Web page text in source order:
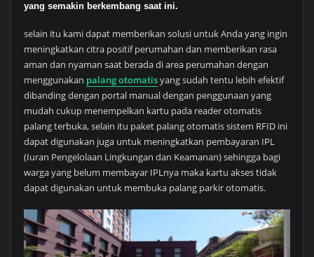
yang semakin berkembang saat ini.
selain itu kami dapat memberikan solusi untuk Anda yang ingin
meningkatkan citra positif perumahan dan memberikan rasa
aman dan nyaman saat berada di area perumahan dengan
menggunakan palang otomatisyang sudah tentu lebih efektif
dibanding dengan portal manual dengan penggunaan yang
mudah cukup menempelkan kartu pada reader otomatis
palang terbuka, selain itu paket palang otomatis sistem RFID ini
dapat digunakan juga untuk meningkatkan pembayaran IPL
(Iuran Pengelolaan Lingkungan dan Keamanan) sehingga bagi
warga yang belum membayar IPLnya maka kartu akses tidak
dapat digunakan untuk membuka palang parkir otomatis.